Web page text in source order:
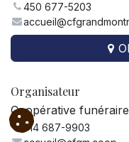
450 677-5203
Organisateur
Coopérative
514 687-9903